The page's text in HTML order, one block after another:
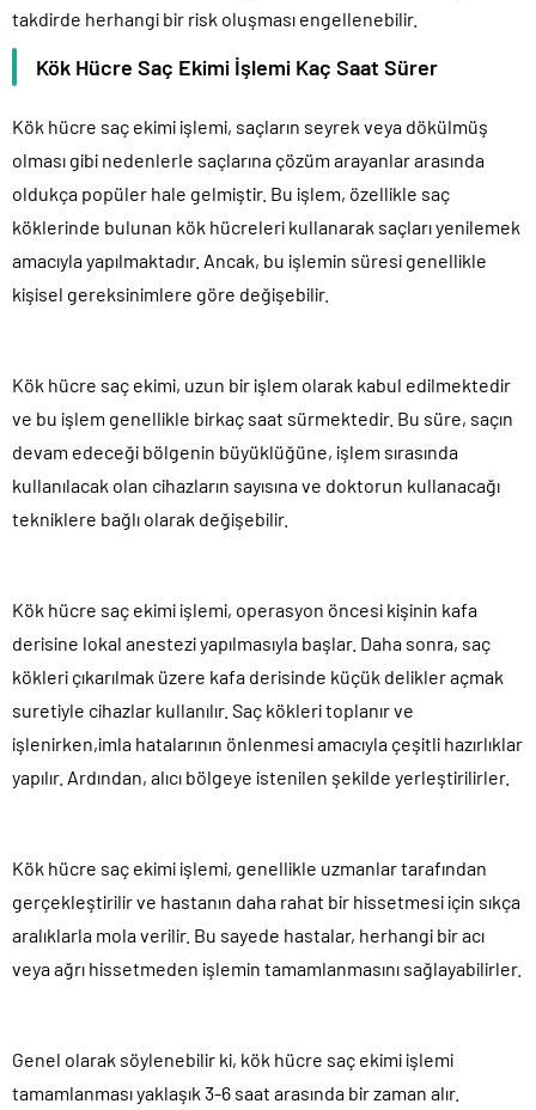
takdirde herhangi bir risk oluşması engellenebilir.
Kök Hücre Saç Ekimi İşlemi Kaç Saat Sürer
Kök hücre saç ekimi işlemi, saçların seyrek veya dökülmüş
olması gibi nedenlerle saçlarına çözüm arayanlar arasında
oldukça popüler hale gelmiştir. Bu işlem, özellikle saç
köklerinde bulunan kök hücreleri kullanarak saçları yenilemek
amacıyla yapılmaktadır. Ancak, bu işlemin süresi genellikle
kişisel gereksinimlere göre değişebilir.
Kök hücre saç ekimi, uzun bir işlem olarak kabul edilmektedir
ve bu işlem genellikle birkaç saat sürmektedir. Bu süre, saçın
devam edeceği bölgenin büyüklüğüne, işlem sırasında
kullanılacak olan cihazların sayısına ve doktorun kullanacağı
tekniklere bağlı olarak değişebilir.
Kök hücre saç ekimi işlemi, operasyon öncesi kişinin kafa
derisine lokal anestezi yapılmasıyla başlar. Daha sonra, saç
kökleri çıkarılmak üzere kafa derisinde küçük delikler açmak
suretiyle cihazlar kullanılır. Saç kökleri toplanır ve
işlenirken,imla hatalarının önlenmesi amacıyla çeşitli hazırlıklar
yapılır. Ardından, alıcı bölgeye istenilen şekilde yerleştirilirler.
Kök hücre saç ekimi işlemi, genellikle uzmanlar tarafından
gerçekleştirilir ve hastanın daha rahat bir hissetmesi için sıkça
aralıklarla mola verilir. Bu sayede hastalar, herhangi bir acı
veya ağrı hissetmeden işlemin tamamlanmasını sağlayabilirler.
Genel olarak söylenebilir ki, kök hücre saç ekimi işlemi
tamamlanması yaklaşık 3-6 saat arasında bir zaman alır.